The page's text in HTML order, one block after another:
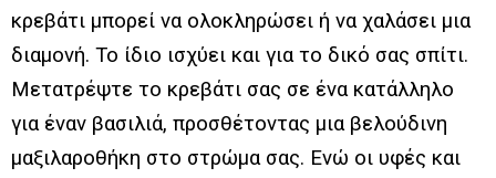
κρεβάτι μπορεί να ολοκληρώσει ή να χαλάσει μια
διαμονή. Το ίδιο ισχύει και για το δικό σας σπίτι.
Μετατρέψτε το κρεβάτι σας σε ένα κατάλληλο
για έναν βασιλιά, προσθέτοντας μια βελούδινη
μαξιλαροθήκη στο στρώμα σας. Ενώ οι υφές και